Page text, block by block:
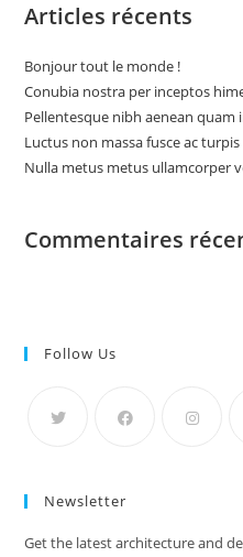
Articles récents
Bonjour tout le monde !
Conubia nostra per inceptos
Pellentesque nibh aenean quam
Luctus non massa fusce ac
Nulla metus metus ullamcorper
Commentaires
Follow Us
Newsletter
Get the latest architecture and